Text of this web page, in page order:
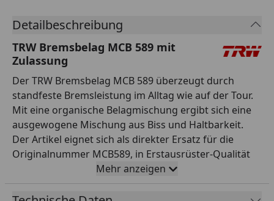
Detailbeschreibung
TRW Bremsbelag MCB 589 mit
Zulassung
Der TRW Bremsbelag MCB 589 überzeugt durch
standfeste Bremsleistung im Alltag wie auf der Tour.
Mit eine organische Belagmischung ergibt sich eine
ausgewogene Mischung aus Biss und Haltbarkeit.
Der Artikel eignet sich als direkter Ersatz für die
Originalnummer MCB589, in Erstausrüster-Qualität
und passt für die entsprechenden Modelle laut TRW-
Anwendungsliste. Die ABE sorgt für einen legalen und
unkomplizierten Einsatz im öffentlichen
Mehr anzeigen